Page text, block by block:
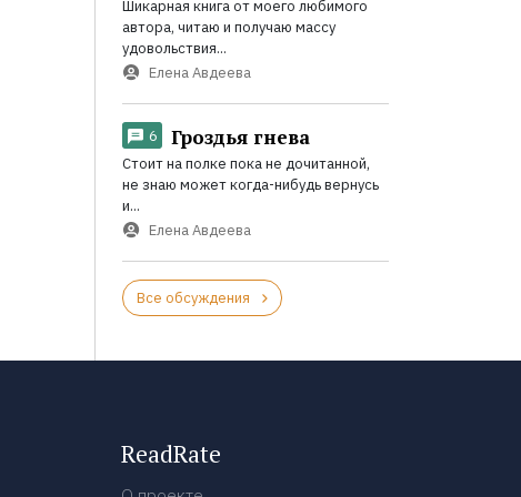
Шикарная книга от моего любимого
автора, читаю и получаю массу
удовольствия...
Елена Авдеева
6 Гроздья гнева
Стоит на полке пока не дочитанной,
не знаю может когда-нибудь вернусь
и...
Елена Авдеева
Все обсуждения
ReadRate